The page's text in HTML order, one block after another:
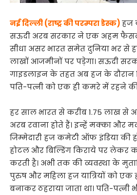
नई दिल्ली (राष्ट्र की परम्परा डेस्क)हज
सऊदी अरब सरकार ने एक अहम
सीधा असर भारत समेत दुनिया भर से
लाखों आजमीनों पर पड़ेगा। सऊदी
गाइडलाइन के तहत अब हज के दौरान
पति-पत्नी को एक ही कमरे में रहने की
हर साल भारत से करीब 1.75 लाख से
अरब रवाना होते हैं। इन्हें मक्का और
जिम्मेदारी हज कमेटी ऑफ इंडिया की
होटल और बिल्डिंग किराये पर लेकर
करती है। अभी तक की व्यवस्था के
पुरुष और महिला हज यात्रियों को
बनाकर ठहराया जाता था। पति-